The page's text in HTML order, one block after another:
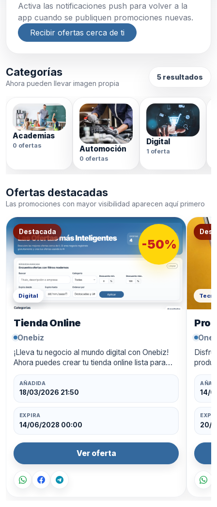
Activa las notificaciones push para volver a la
app cuando se publiquen promociones nuevas.
Recibir ofertas cerca de ti
Categorías
Ahora pueden llevar imagen propia
5 resultados
Academias
0 ofertas Automoción
0 ofertas
Digital
1 oferta
Ofertas destacadas
Las promociones con mayor visibilidad aparecen aquí primero
Destacada
-50%
Digital
Tienda Online
Onebiz
¡Lleva tu negocio al mundo digital con Onebiz!
Ahora puedes crear tu tienda online lista para
funcionar las 24 horas, con un diseño
profesional y pagos integra…
AÑADIDA
18/03/2026 21:50
EXPIRA
14/06/2028 00:00
Ver oferta
14/
20/